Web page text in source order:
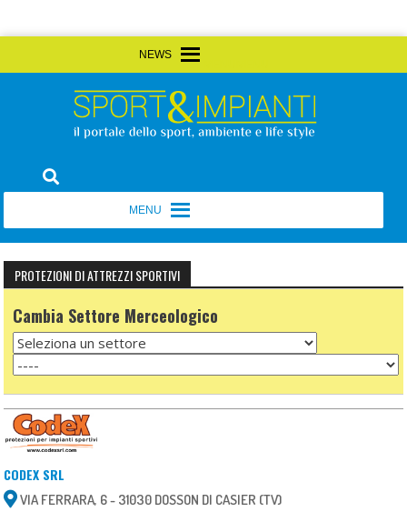
to
Sport&Impianti
PROTEZIONI DI ATTREZZI SPORTIVI
Cambia Settore Merceologico
CODEX SRL
VIA FERRARA, 6 - 31030 DOSSON DI CASIER (TV)